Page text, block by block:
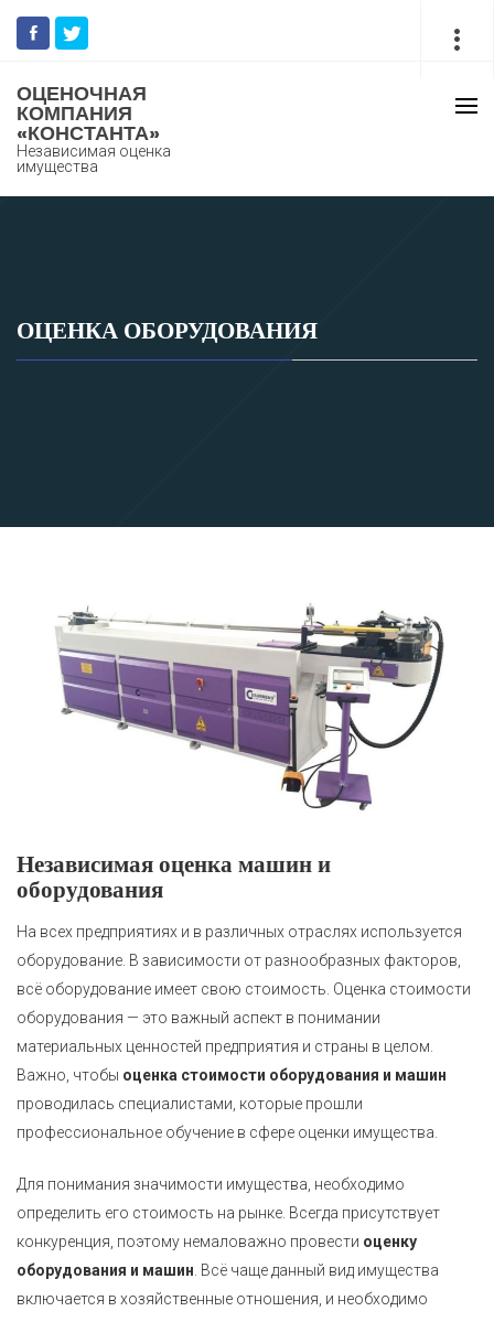
Перейти
ОЦЕНОЧНАЯ
КОМПАНИЯ
«КОНСТАНТА»
Независимая оценка
имущества
ОЦЕНКА ОБОРУДОВАНИЯ
Независимая оценка машин и
оборудования
На всех предприятиях и в различных отраслях используется
оборудование. В зависимости от разнообразных факторов,
всё оборудование имеет свою стоимость. Оценка стоимости
оборудования — это важный аспект в понимании
материальных ценностей предприятия и страны в целом.
Важно, чтобы оценка стоимости оборудования и машин
проводилась специалистами, которые прошли
профессиональное обучение в сфере оценки имущества.
Для понимания значимости имущества, необходимо
определить его стоимость на рынке. Всегда присутствует
конкуренция, поэтому немаловажно провести оценку
оборудования и машин . Всё чаще данный вид имущества
включается в хозяйственные отношения, и необходимо